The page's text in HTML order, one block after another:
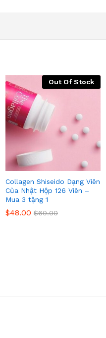
Out Of Stock
Collagen Shiseido Dạng Viên
Của Nhật Hộp 126 Viên –
Mua 3 tặng 1
$48.00 $60.00